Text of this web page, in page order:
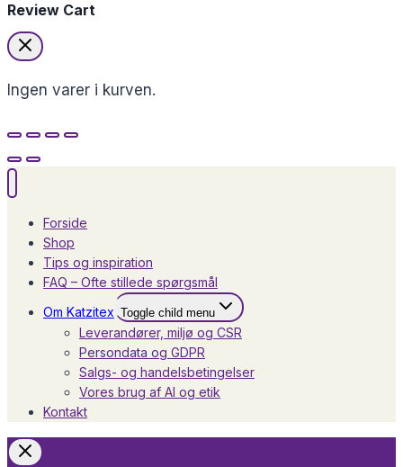
Review Cart
Ingen varer i kurven.
Forside
Shop
Tips og inspiration
FAQ – Ofte stillede spørgsmål
Om Katzitex Toggle child menu
Leverandører, miljø og CSR
Persondata og GDPR
Salgs- og handelsbetingelser
Vores brug af AI og etik
Kontakt